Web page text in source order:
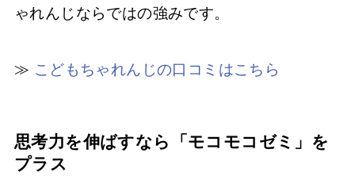
ゃれんじならではの強みです。
≫ こどもちゃれんじの口コミはこちら
思考力を伸ばすなら「モコモコゼミ」を
プラス